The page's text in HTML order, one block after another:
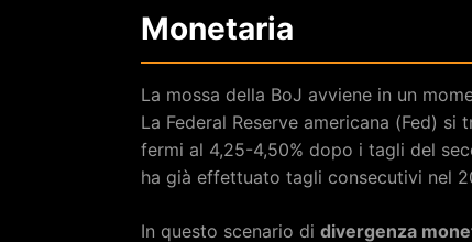
Monetaria
La mossa della BoJ avviene in un
La Federal Reserve americana (Fed)
fermi al 4,25-4,50% dopo i tagli del
ha già effettuato tagli consecutivi nel
In questo scenario di divergenza